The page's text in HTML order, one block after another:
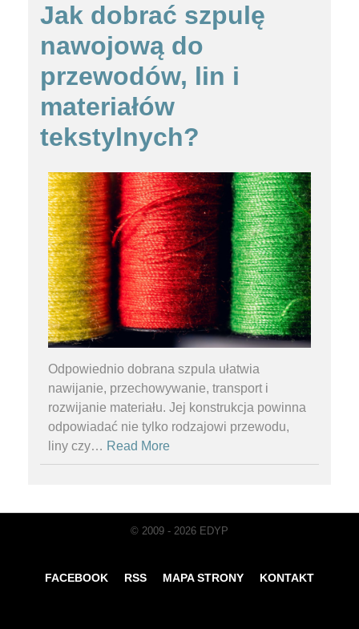
Jak dobrać szpulę
nawojową do
przewodów, lin i
materiałów
tekstylnych?
Odpowiednio dobrana szpula ułatwia
nawijanie, przechowywanie, transport i
rozwijanie materiału. Jej konstrukcja powinna
odpowiadać nie tylko rodzajowi przewodu,
liny czy… Read More
© 2009 - 2026 EDYP
FACEBOOK RSS MAPA STRONY KONTAKT